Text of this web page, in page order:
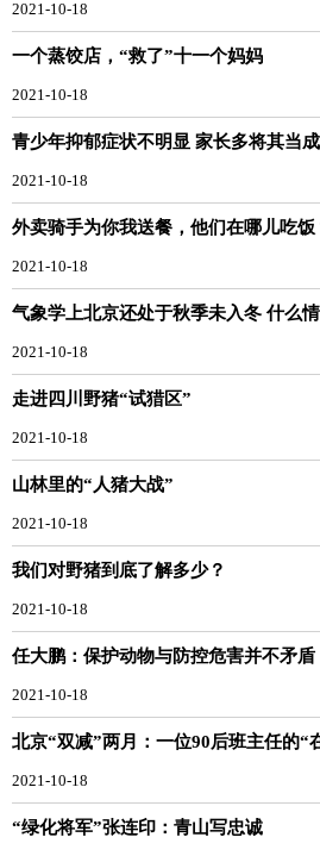
2021-10-18
一个蒸饺店，“救了”十一个妈妈
2021-10-18
青少年抑郁症状不明显 家长多将其当
2021-10-18
外卖骑手为你我送餐，他们在哪儿吃饭
2021-10-18
气象学上北京还处于秋季未入冬 什么
2021-10-18
走进四川野猪“试猎区”
2021-10-18
山林里的“人猪大战”
2021-10-18
我们对野猪到底了解多少？
2021-10-18
任大鹏：保护动物与防控危害并不矛盾
2021-10-18
北京“双减”两月：一位90后班主任的“
2021-10-18
“绿化将军”张连印：青山写忠诚